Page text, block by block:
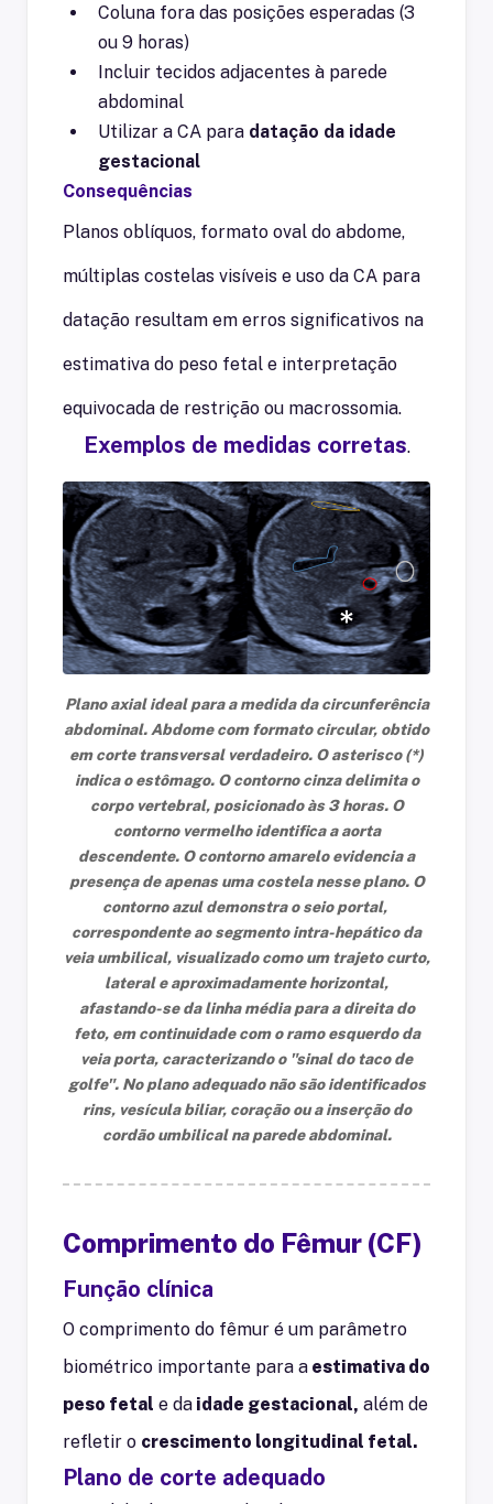
Coluna fora das posições esperadas (3
ou 9 horas)
Incluir tecidos adjacentes à parede
abdominal
Utilizar a CA para datação da idade
gestacional
Consequências
Planos oblíquos, formato oval do abdome,
múltiplas costelas visíveis e uso da CA para
datação resultam em erros significativos na
estimativa do peso fetal e interpretação
equivocada de restrição ou macrossomia.
Exemplos de medidas corretas.
Plano axial ideal para a medida da circunferência
abdominal. Abdome com formato circular, obtido
em corte transversal verdadeiro. O asterisco (*)
indica o estômago. O contorno cinza delimita o
corpo vertebral, posicionado às 3 horas. O
contorno vermelho identifica a aorta
descendente. O contorno amarelo evidencia a
presença de apenas uma costela nesse plano. O
contorno azul demonstra o seio portal,
correspondente ao segmento intra-hepático da
veia umbilical, visualizado como um trajeto curto,
lateral e aproximadamente horizontal,
afastando-se da linha média para a direita do
feto, em continuidade com o ramo esquerdo da
veia porta, caracterizando o "sinal do taco de
golfe". No plano adequado não são identificados
rins, vesícula biliar, coração ou a inserção do
cordão umbilical na parede abdominal.
Comprimento do Fêmur (CF)
Função clínica
O comprimento do fêmur é um parâmetro
biométrico importante para a estimativa do
peso fetal e da idade gestacional, além de
refletir o crescimento longitudinal fetal.
Plano de corte adequado